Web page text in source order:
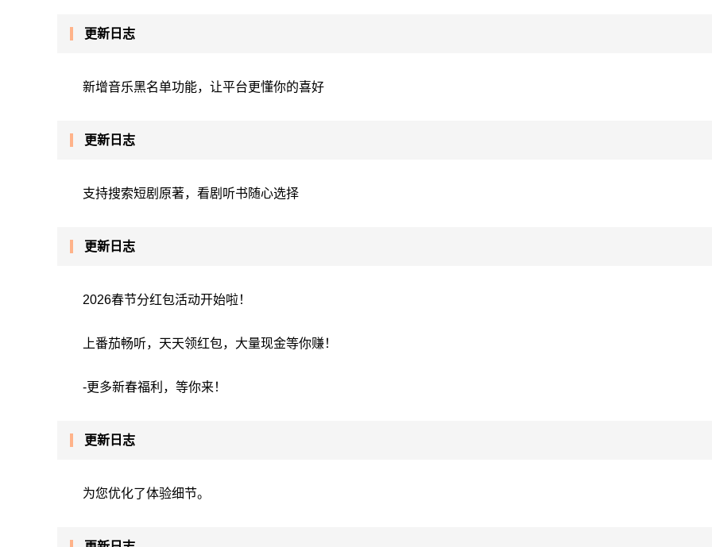
更新日志
新增音乐黑名单功能，让平台更懂你的喜好
更新日志
支持搜索短剧原著，看剧听书随心选择
更新日志
2026春节分红包活动开始啦！
上番茄畅听，天天领红包，大量现金等你赚！
-更多新春福利，等你来！
更新日志
为您优化了体验细节。